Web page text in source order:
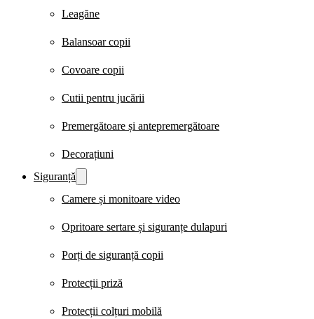
Leagăne
Balansoar copii
Covoare copii
Cutii pentru jucării
Premergătoare și antepremergătoare
Decorațiuni
Siguranță
Camere și monitoare video
Opritoare sertare și siguranțe dulapuri
Porți de siguranță copii
Protecții priză
Protecții colțuri mobilă